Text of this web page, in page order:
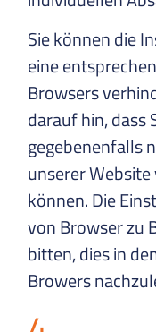
Sie können die
eine
Browsers
darauf hin, dass
gegebenenfalls
unserer
können. Die
von Browser zu
bitten, dies in
Browers